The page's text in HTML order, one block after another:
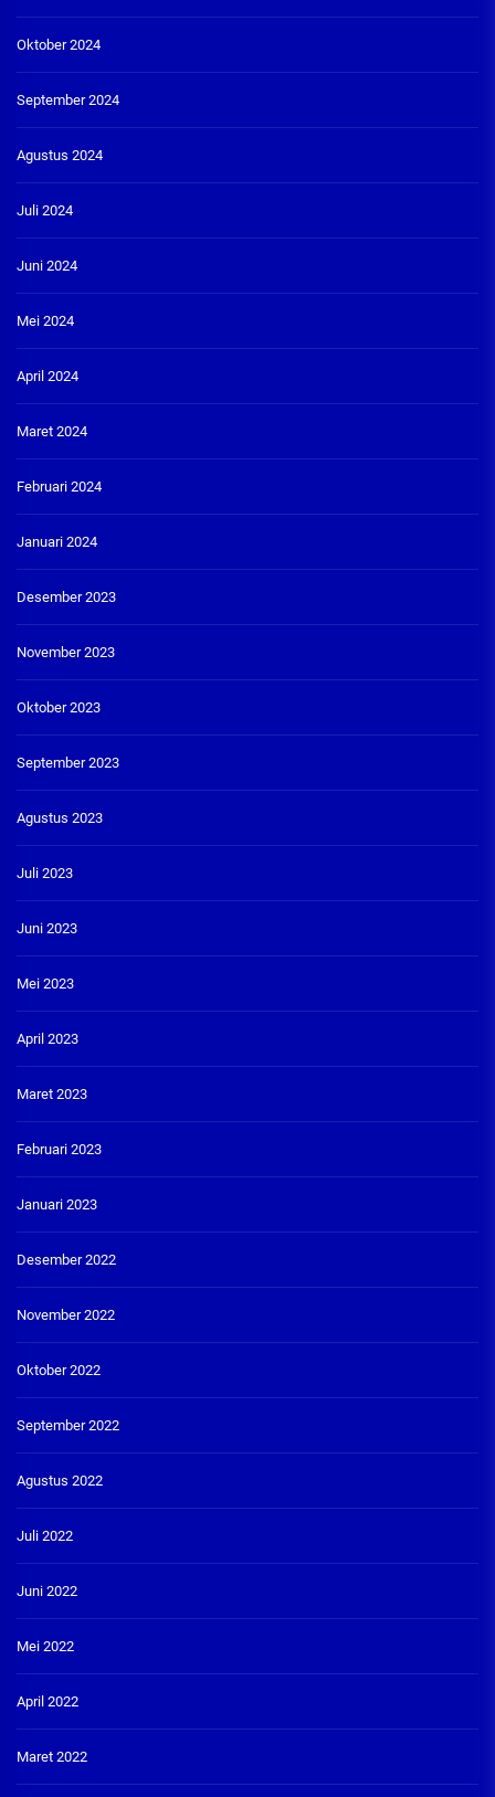
Oktober 2024
September 2024
Agustus 2024
Juli 2024
Juni 2024
Mei 2024
April 2024
Maret 2024
Februari 2024
Januari 2024
Desember 2023
November 2023
Oktober 2023
September 2023
Agustus 2023
Juli 2023
Juni 2023
Mei 2023
April 2023
Maret 2023
Februari 2023
Januari 2023
Desember 2022
November 2022
Oktober 2022
September 2022
Agustus 2022
Juli 2022
Juni 2022
Mei 2022
April 2022
Maret 2022